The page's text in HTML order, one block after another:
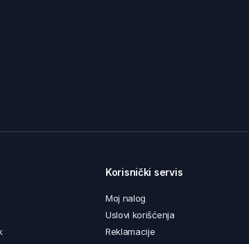
Korisnički servis
Moj nalog
Uslovi korišćenja
Reklamacije